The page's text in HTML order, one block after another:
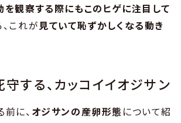
観察する際にもこのヒゲに注目して
これが 見ていて恥ずかしくなる動き
する、カッコイイオジサン
に、 オジサンの産卵形態 について紹